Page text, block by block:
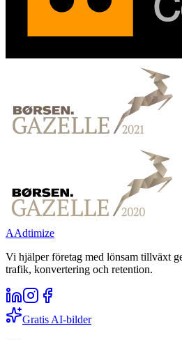
AAdtimize
Vi hjälper företag med lönsam tillväxt
trafik, konvertering och retention.
Gratis AI-bilder